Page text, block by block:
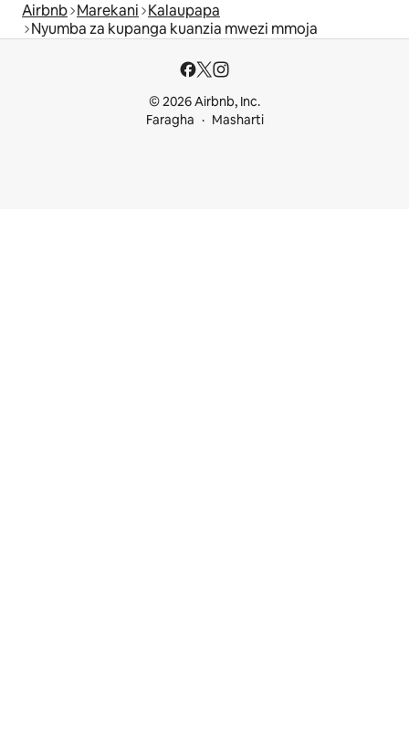
Airbnb Marekani Kalaupapa
Nyumba za kupanga kuanzia mwezi mmoja
© 2026 Airbnb, Inc.
Faragha
Masharti